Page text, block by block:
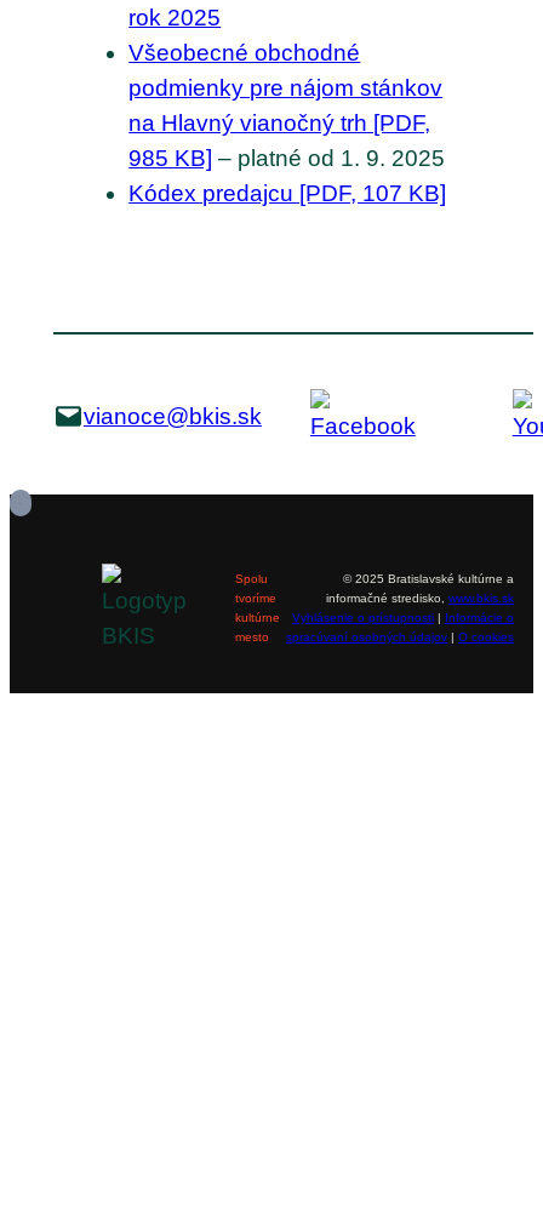
rok 2025
Všeobecné obchodné
podmienky pre nájom stánkov
na Hlavný vianočný trh [PDF,
985 KB] – platné od 1. 9. 2025
Kódex predajcu [PDF, 107 KB]
vianoce@bkis.sk
Spolu
tvoríme
kultúrne
mesto
© 2025 Bratislavské kultúrne a
informačné stredisko, www.bkis.sk
Vyhlásenie o prístupnosti | Informácie o
spracúvaní osobných údajov | O cookies